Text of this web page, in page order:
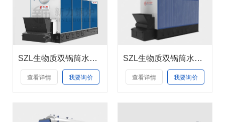
SZL生物质双锅筒水管热水锅炉
查看详情 我要询价
SZL生物质双锅筒水管蒸汽锅炉
查看详情 我要询价